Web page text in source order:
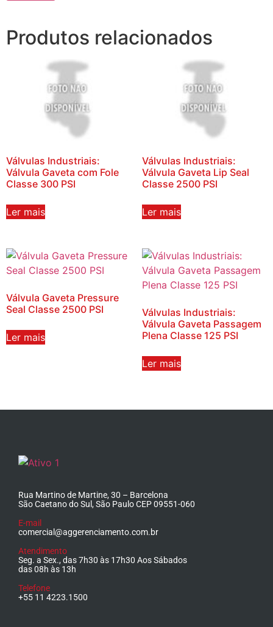
Produtos relacionados
Válvulas Industriais:
Válvula Gaveta com Fole
Classe 300 PSI
Ler mais
Válvulas Industriais:
Válvula Gaveta Lip Seal
Classe 2500 PSI
Ler mais
Válvula Gaveta Pressure
Seal Classe 2500 PSI
Ler mais
Válvulas Industriais:
Válvula Gaveta Passagem
Plena Classe 125 PSI
Ler mais
Rua Martino de Martine, 30 – Barcelona
São Caetano do Sul, São Paulo CEP 09551-060
E-mail
comercial@aggerenciamento.com.br
Atendimento
Seg. a Sex., das 7h30 às 17h30 Aos Sábados
das 08h às 13h
Telefone
+55 11 4223.1500